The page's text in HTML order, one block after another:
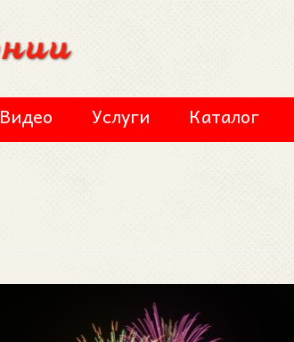
Видео Услуги Каталог